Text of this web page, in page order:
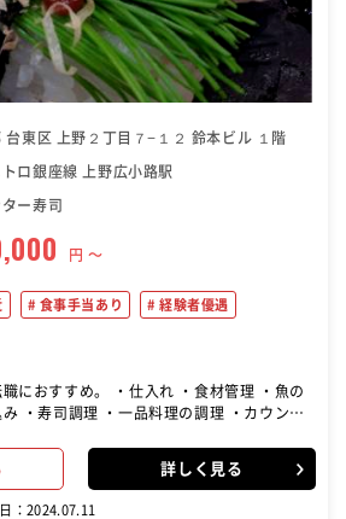
台東区 上野２丁目７−１２ 鈴本ビル １階
ロ銀座線 上野広小路駅
ー寿司
円 〜
食事手当あり 経験者優遇
仕入れ ・食材管理 ・魚の
・寿司調理 ・一品料理の調理 ・カウンタ
詳しく見る
：2024.07.11